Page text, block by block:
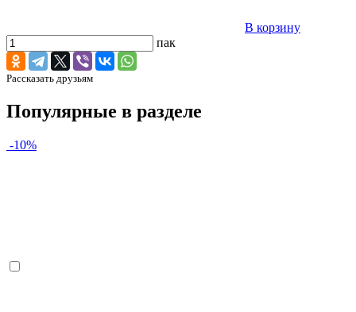
В корзину
пак
Рассказать друзьям
Популярные в разделе
-10%